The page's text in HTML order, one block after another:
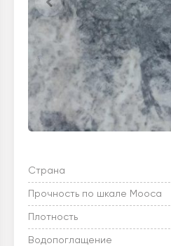
Страна
Прочность по шкале Мооса
Плотность
Водопоглащение